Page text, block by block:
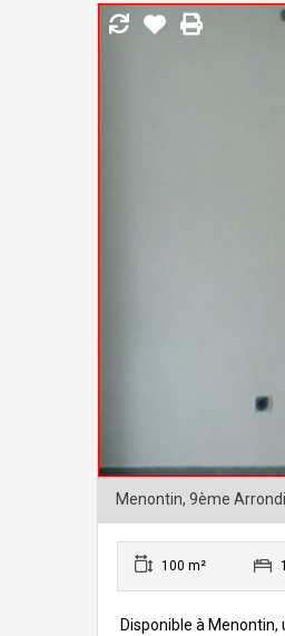
Menontin, 9ème
100 m²
Disponible à